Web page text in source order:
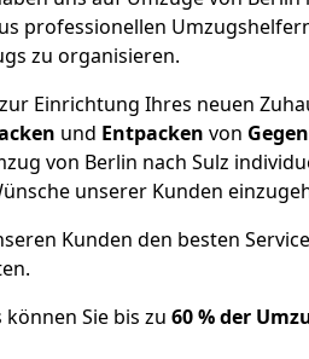
professionellen
zu organisieren.
Einrichtung Ihres neuen
und Entpacken von
von Berlin nach Sulz
unserer Kunden
Kunden den besten
Sie bis zu 60 % der